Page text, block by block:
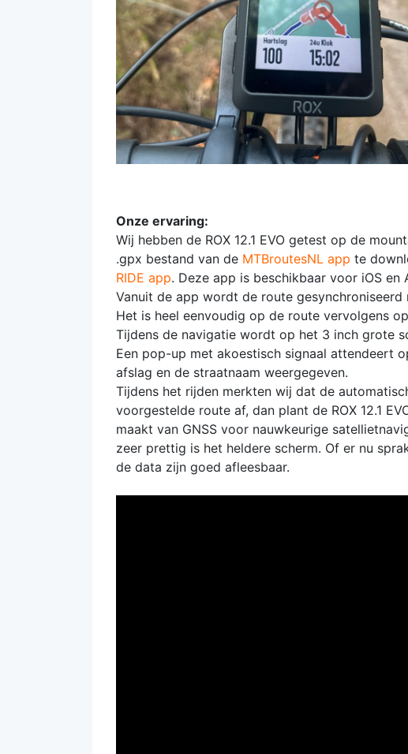
Onze ervaring:
Wij hebben de ROX 12.1 EVO getest op de
.gpx bestand van de MTBroutesNL app te
RIDE app. Deze app is beschikbaar voor iOS
Vanuit de app wordt de route gesynchroniseerd
Het is heel eenvoudig op de route vervolgens
Tijdens de navigatie wordt op het 3 inch grote
Een pop-up met akoestisch signaal attendeert
afslag en de straatnaam weergegeven.
Tijdens het rijden merkten wij dat de
voorgestelde route af, dan plant de ROX 12.1
maakt van GNSS voor nauwkeurige
zeer prettig is het heldere scherm. Of er nu
de data zijn goed afleesbaar.